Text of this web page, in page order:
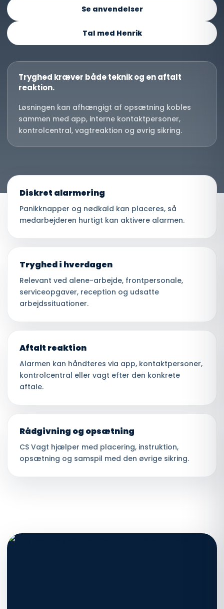
Se anvendelser
Tal med Henrik
Tryghed kræver både teknik og en aftalt
reaktion.
Løsningen kan afhængigt af opsætning kobles
sammen med app, interne kontaktpersoner,
kontrolcentral, vagtreaktion og øvrig sikring.
Diskret alarmering
Panikknapper og nødkald kan placeres, så
medarbejderen hurtigt kan aktivere alarmen.
Tryghed i hverdagen
Relevant ved alene-arbejde, frontpersonale,
serviceopgaver, reception og udsatte
arbejdssituationer.
Aftalt reaktion
Alarmen kan håndteres via app, kontaktpersoner,
kontrolcentral eller vagt efter den konkrete
aftale.
Rådgivning og opsætning
CS Vagt hjælper med placering, instruktion,
opsætning og samspil med den øvrige sikring.